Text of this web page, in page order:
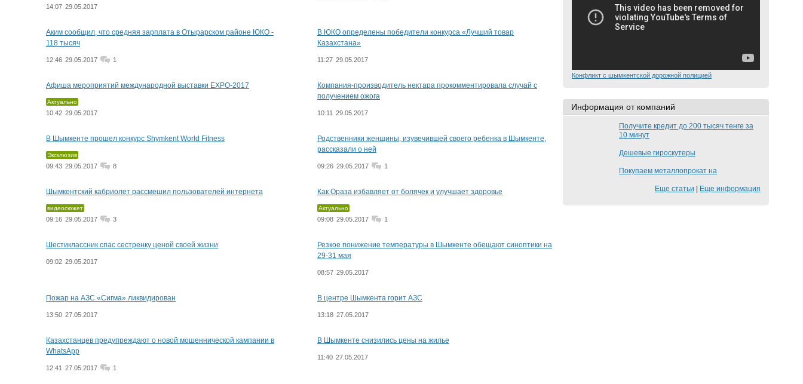
14:07 29.05.2017
Аким сообщил, что средняя зарплата в Отырарском районе ЮКО -
118 тысяч
12:46 29.05.2017 1
В ЮКО определены победители конкурса «Лучший товар
Казахстана»
11:27 29.05.2017
Афиша мероприятий международной выставки EXPO-2017
Актуально
10:42 29.05.2017
Компания-производитель нектара прокомментировала случай с
получением ожога
10:11 29.05.2017
В Шымкенте прошел конкурс Shymkent World Fitness
Эксклюзив
09:43 29.05.2017 8
Родственники женщины, изувечившей своего ребенка в Шымкенте,
рассказали о ней
09:26 29.05.2017 1
Шымкентский кабриолет рассмешил пользователей интернета
видеосюжет
09:16 29.05.2017 3
Как Ораза избавляет от болячек и улучшает здоровье
Актуально
09:08 29.05.2017 1
Шестиклассник спас сестренку ценой своей жизни
09:02 29.05.2017
Резкое понижение температуры в Шымкенте обещают синоптики на
29-31 мая
08:57 29.05.2017
Пожар на АЗС «Сигма» ликвидирован
13:50 27.05.2017
В центре Шымкента горит АЗС
13:18 27.05.2017
Казахстанцев предупреждают о новой мошеннической кампании в
WhatsApp
12:41 27.05.2017 1
В Шымкенте снизились цены на жилье
11:40 27.05.2017
Конфликт с шымкентской дорожной полицией
Информация от компаний
Получите кредит до 200 тысяч тенге за
10 минут
Дешевые гироскутеры
Покупаем металлопрокат на
Еще статьи | Еще информация